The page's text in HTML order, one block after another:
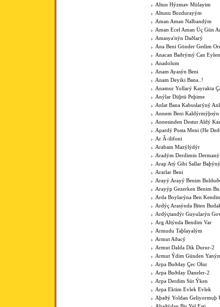
Altun Hýzmav Mülayim
Altunu Bozdurayým
Aman Aman Nalbandým
Aman Ecel Aman Üç Gün
Amasya'nýn Daðlarý
Ana Beni Gönder Gedim
Anacan Baðrýmý Can
Anadolum
Anam Ayasýn Beni
Anam Deyiki Bana..!
Anamur Yollarý Kayrakta
Anýlar Düþtü Peþime
Anlat Bana Kabuslarýný
Annem Beni
Annesinden Destur Aldý
Apardý Posta Meni (He
Ar Ã›ilifoni
Arabam Mazýlýdýr
Aradým Derdimin
Arap Atý Gibi Sallar Baþýný
Ararlar Beni
Arayý Arayý Benim
Arayýp Gezerken Benim
Arda Boylarýna Ben
Ardýç Arasýnda Biten
Ardýçtandýr Guyularýn
Arg Altýnda Bendim Var
Armudu Taþlayalým
Armut Aðacý
Armut Dalda Dik Durur-2
Armut Ýdim Günden
Arpa Buðday Çec Olur
Arpa Buðday Daneler-2
Arpa Derdim Süt Ýken
Arpa Ektim Evlek Evlek
Aþaðý Yoldan Geliyormuþ